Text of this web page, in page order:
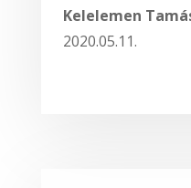
Kelelemen
2020.05.11.